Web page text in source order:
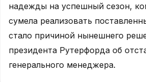
надежды на успешный сезон,
сумела реализовать
стало причиной нынешнего
президента Рутерфорда об
генерального менеджера.